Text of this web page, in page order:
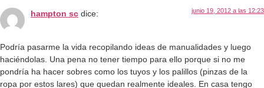
hampton sc dice: junio 19, 2012 a las 12:23
Podría pasarme la vida recopilando ideas de manualidades y luego
haciéndolas. Una pena no tener tiempo para ello porque si no me
pondría ha hacer sobres como los tuyos y los palillos (pinzas de la
ropa por estos lares) que quedan realmente ideales. En casa tengo